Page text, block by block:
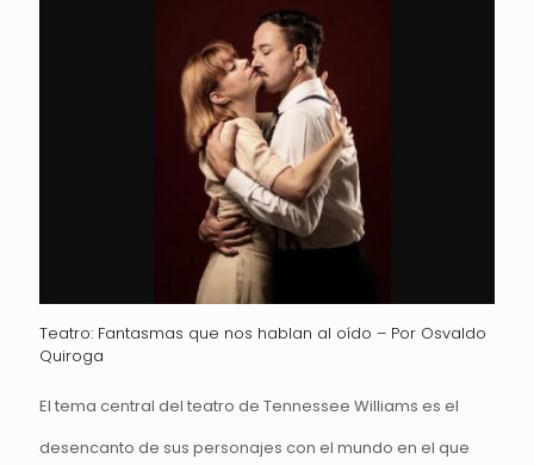
Teatro: Fantasmas que nos hablan al oído – Por Osvaldo
Quiroga
El tema central del teatro de Tennessee Williams es el
desencanto de sus personajes con el mundo en el que